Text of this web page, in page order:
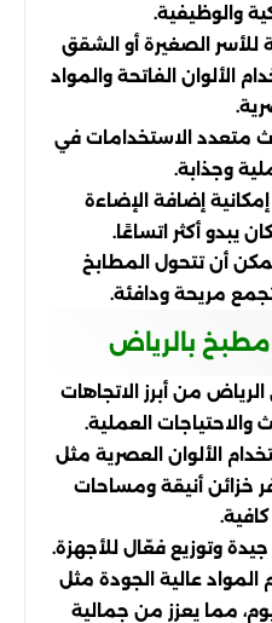
والوظيفية.
للأسر الصغيرة أو الشقق
الألوان الفاتحة والمواد
متعدد الاستخدامات في
وجذابة.
إضافة الإضاءة
يبدو أكثر اتساعًا.
أن تتحول المطابخ
مريحة ودافئة.
بالرياض
من أبرز الاتجاهات
والاحتياجات العملية.
الألوان العصرية مثل
خزائن أنيقة ومساحات
وتوزيع فعّال للأجهزة.
المواد عالية الجودة مثل
مما يعزز من جمالية